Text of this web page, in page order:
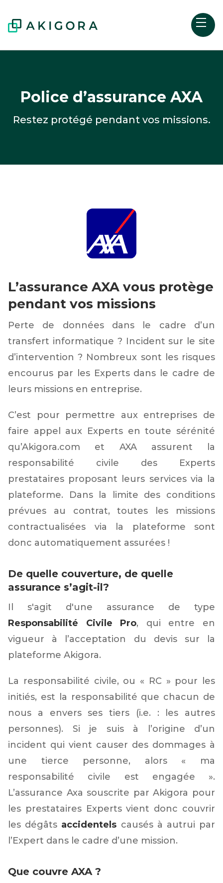
Police d’assurance AXA
Restez protégé pendant vos missions.
L’assurance AXA vous protège
pendant vos missions
Perte de données dans le cadre d’un
transfert informatique ? Incident sur le site
d’intervention ? Nombreux sont les risques
encourus par les Experts dans le cadre de
leurs missions en entreprise.
C’est pour permettre aux entreprises de
faire appel aux Experts en toute sérénité
qu’Akigora.com et AXA assurent la
responsabilité civile des Experts
prestataires proposant leurs services via la
plateforme. Dans la limite des conditions
prévues au contrat, toutes les missions
contractualisées via la plateforme sont
donc automatiquement assurées !
De quelle couverture, de quelle
assurance s’agit-il?
Il s'agit d'une assurance de type
Responsabilité Civile Pro, qui entre en
vigueur à l’acceptation du devis sur la
plateforme Akigora.
La responsabilité civile, ou « RC » pour les
initiés, est la responsabilité que chacun de
nous a envers ses tiers (i.e. : les autres
personnes). Si je suis à l’origine d’un
incident qui vient causer des dommages à
une tierce personne, alors « ma
responsabilité civile est engagée ».
L’assurance Axa souscrite par Akigora pour
les prestataires Experts vient donc couvrir
les dégâts accidentels causés à autrui par
l’Expert dans le cadre d’une mission.
Que couvre AXA ?